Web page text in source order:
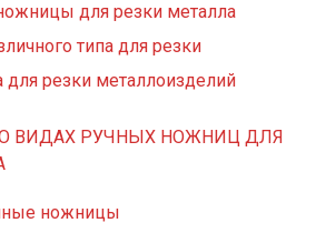
для резки металла
типа для резки
для резки металлоизделий
ВИДАХ РУЧНЫХ НОЖНИЦ ДЛЯ
ножницы